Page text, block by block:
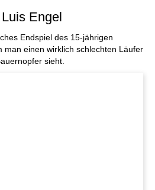
Engel
Endspiel des 15-jährigen
man einen wirklich schlechten Läufer
sieht.